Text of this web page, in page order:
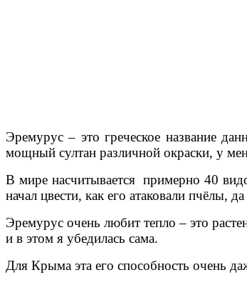
Эремурус – это греческое название
мощный султан различной окраски, у
В мире насчитывается примерно 40
начал цвести, как его атаковали пчёлы,
Эремурус очень любит тепло – это
и в этом я убедилась сама.
Для Крыма эта его способность очень